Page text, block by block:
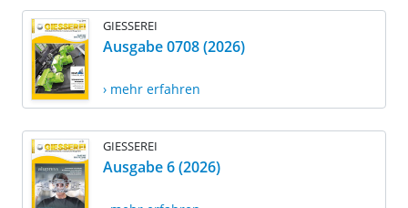
GIESSEREI
Ausgabe 0708 (2026)
› mehr erfahren
GIESSEREI
Ausgabe 6 (2026)